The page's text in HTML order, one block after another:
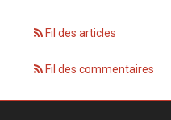
Fil des articles
Fil des commentaires